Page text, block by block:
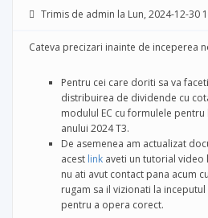
Trimis de admin la Lun, 2024-12-30
Cateva precizari inainte de inceperea
Pentru cei care doriti sa va
distribuirea de dividende cu
modulul EC cu formulele
anului 2024 T3.
De asemenea am actualizat
acest link aveti un tutorial video
nu ati avut contact pana acum
rugam sa il vizionati la
pentru a opera corect.